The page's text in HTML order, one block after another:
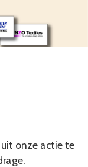
onze actie te